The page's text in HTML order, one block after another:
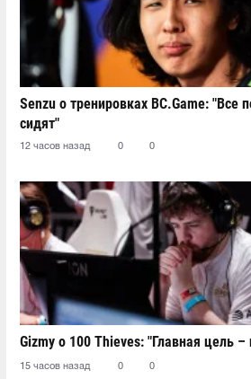
Senzu о тренировках BC.Game: "Все
сидят"
12 часов назад 0 0
Gizmy о 100 Thieves: "Главная цель
15 часов назад 0 0